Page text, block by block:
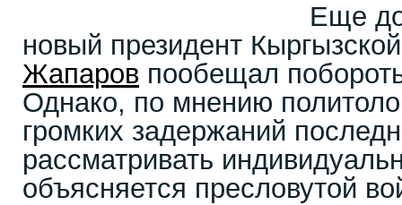
Еще
новый президент
Жапаров пообещал
Однако, по мнению
громких задержаний
рассматривать
объясняется пресловутой